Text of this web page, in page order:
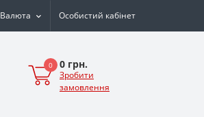
Валюта Особистий кабінет
0 0 грн.
Зробити
замовлення